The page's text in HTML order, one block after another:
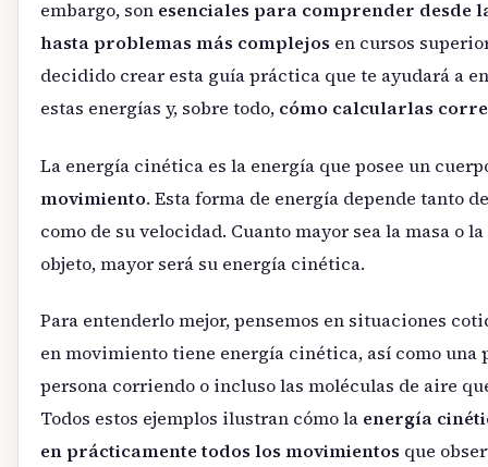
embargo, son esenciales para comprender desde
hasta problemas más complejos en cursos
decidido crear esta guía práctica que te ayudará a
estas energías y, sobre todo, cómo calcularlas
La energía cinética es la energía que posee un
movimiento. Esta forma de energía depende tanto
como de su velocidad. Cuanto mayor sea la masa o
objeto, mayor será su energía cinética.
Para entenderlo mejor, pensemos en situaciones
en movimiento tiene energía cinética, así como una
persona corriendo o incluso las moléculas de aire
Todos estos ejemplos ilustran cómo la energía
en prácticamente todos los movimientos que